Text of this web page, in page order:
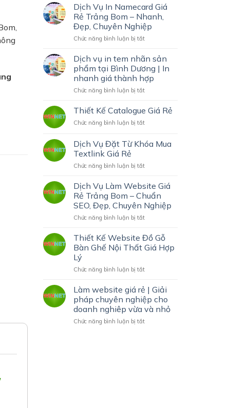
Lý
TRẢNG
BOM
–
ĐẸP,
CHUYÊN
THU
HÚT
KHÁCH
HÀNG
HSNL
Công
ty
Đức
Dịch Vụ In Namecard Giá
Rẻ Trảng Bom – Nhanh,
Đẹp, Chuyên Nghiệp
Chức năng bình luận bị tắtở
Vụ
In
Namecard
Giá
Rẻ
Bom
Nhanh,
Chuyên
Dịch vụ in tem nhãn sản
phẩm tại Bình Dương | In
nhanh giá thành hợp
Chức năng bình luận bị tắtở
vụ
in
tem
sản
Bình
|
In
nhanh
giá
thành
Thiết Kế Catalogue Giá Rẻ
Chức năng bình luận bị tắtở
Kế
Catalogue
Rẻ
Dịch Vụ Đặt Từ Khóa Mua
Textlink Giá Rẻ
Chức năng bình luận bị tắtở
Vụ
Đặt
Từ
Khóa
Mua
Giá
Rẻ
Dịch Vụ Làm Website Giá
Rẻ Trảng Bom – Chuẩn
SEO, Đẹp, Chuyên Nghiệp
Chức năng bình luận bị tắtở
Vụ
Làm
Website
Rẻ
Bom
–
Chuẩn
SEO,
Đẹp,
Thiết Kế Website Đồ Gỗ
Bàn Ghế Nội Thất Giá Hợp
Lý
Chức năng bình luận bị tắtở
Kế
Website
Đồ
Gỗ
Bàn
Làm website giá rẻ | Giải
pháp chuyên nghiệp cho
doanh nghiêp vừa và nhỏ
Chức năng bình luận bị tắtở